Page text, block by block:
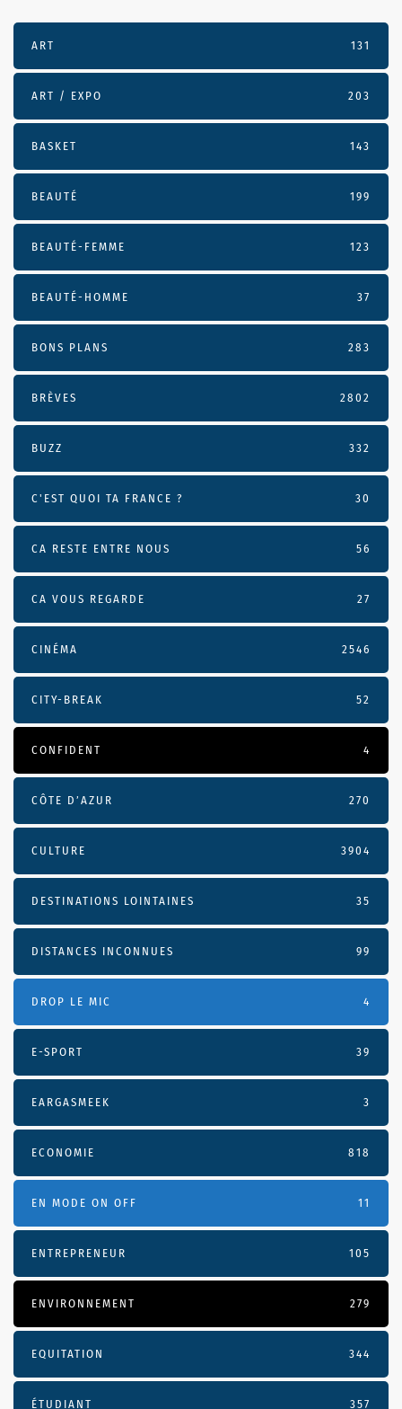
ART 131
ART / EXPO 203
BASKET 143
BEAUTÉ 199
BEAUTÉ-FEMME 123
BEAUTÉ-HOMME 37
BONS PLANS 283
BRÈVES 2802
BUZZ 332
C'EST QUOI TA FRANCE ? 30
CA RESTE ENTRE NOUS 56
CA VOUS REGARDE 27
CINÉMA 2546
CITY-BREAK 52
CONFIDENT 4
CÔTE D’AZUR 270
CULTURE 3904
DESTINATIONS LOINTAINES 35
DISTANCES INCONNUES 99
DROP LE MIC 4
E-SPORT 39
EARGASMEEK 3
ECONOMIE 818
EN MODE ON OFF 11
ENTREPRENEUR 105
ENVIRONNEMENT 279
EQUITATION 344
ÉTUDIANT 357